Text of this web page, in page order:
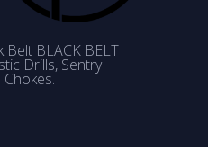
Belt BLACK BELT
Drills, Sentry